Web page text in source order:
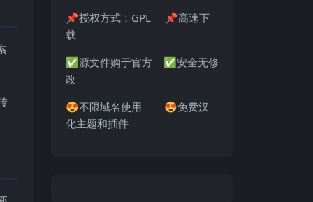
📌授权方式：GPL 📌高速下
载
✅源文件购于官方 ✅安全无修
改
😍不限域名使用 😍免费汉
化主题和插件